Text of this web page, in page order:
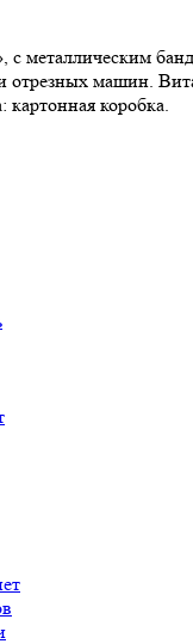
металлическим
машин.
картонная коробка.